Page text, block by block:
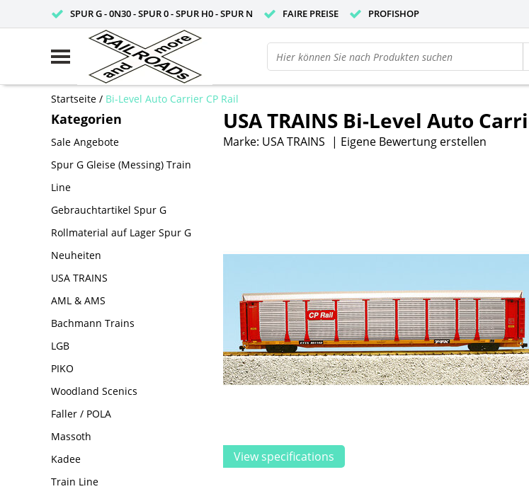
SPUR G - 0N30 - SPUR 0 - SPUR H0 - SPUR N FAIRE PREISE PROFISHOP
Startseite / Bi-Level Auto Carrier CP Rail
Kategorien
Sale Angebote
Spur G Gleise (Messing) Train
Line
Gebrauchtartikel Spur G
Rollmaterial auf Lager Spur G
Neuheiten
USA TRAINS
AML & AMS
Bachmann Trains
LGB
PIKO
Woodland Scenics
Faller / POLA
Massoth
Kadee
Train Line
USA TRAINS Bi-Level Auto
Marke: USA TRAINS | Eigene Bewertung erstellen
View specifications